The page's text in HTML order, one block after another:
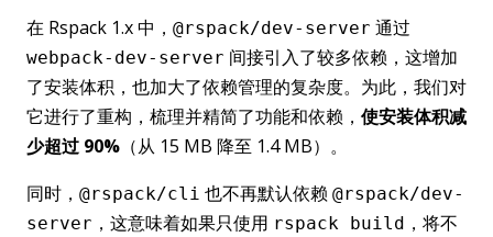
在 Rspack 1.x 中， @rspack/dev-server 通过
webpack-dev-server 间接引入了较多依赖，这增加
了安装体积，也加大了依赖管理的复杂度。为此，我们对
它进行了重构，梳理并精简了功能和依赖， 使安装体积减
少超过 90% （从 15 MB 降至 1.4 MB）。
同时， @rspack/cli 也不再默认依赖 @rspack/dev-
server ，这意味着如果只使用 rspack build ，将不